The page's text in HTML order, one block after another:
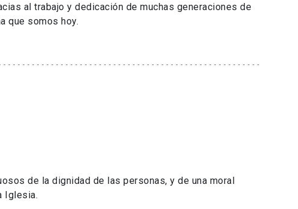
al trabajo y dedicación de muchas generaciones de
que somos hoy.
de la dignidad de las personas, y de una moral
Iglesia.